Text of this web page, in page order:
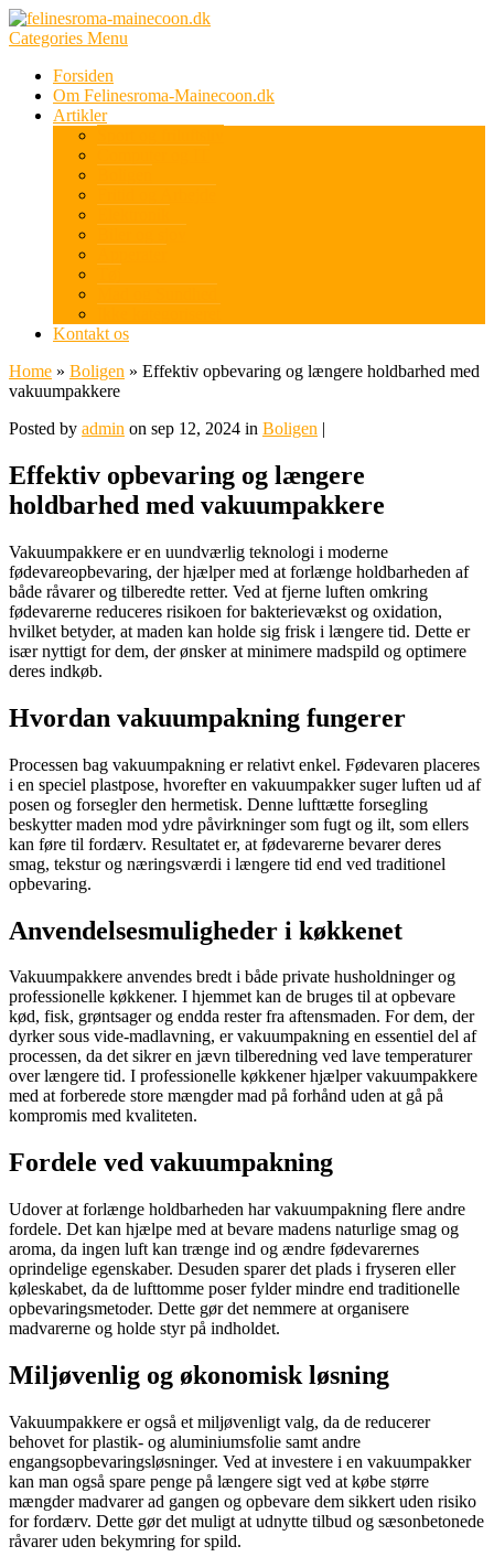
Categories Menu
Forsiden
Om Felinesroma-Mainecoon.dk
Artikler
Kontakt os
Home » Boligen » Effektiv opbevaring og længere holdbarhed med
vakuumpakkere
Posted by admin on sep 12, 2024 in Boligen |
Effektiv opbevaring og længere
holdbarhed med vakuumpakkere
Vakuumpakkere er en uundværlig teknologi i moderne
fødevareopbevaring, der hjælper med at forlænge holdbarheden af
både råvarer og tilberedte retter. Ved at fjerne luften omkring
fødevarerne reduceres risikoen for bakterievækst og oxidation,
hvilket betyder, at maden kan holde sig frisk i længere tid. Dette er
især nyttigt for dem, der ønsker at minimere madspild og optimere
deres indkøb.
Hvordan vakuumpakning fungerer
Processen bag vakuumpakning er relativt enkel. Fødevaren placeres
i en speciel plastpose, hvorefter en vakuumpakker suger luften ud af
posen og forsegler den hermetisk. Denne lufttætte forsegling
beskytter maden mod ydre påvirkninger som fugt og ilt, som ellers
kan føre til fordærv. Resultatet er, at fødevarerne bevarer deres
smag, tekstur og næringsværdi i længere tid end ved traditionel
opbevaring.
Anvendelsesmuligheder i køkkenet
Vakuumpakkere anvendes bredt i både private husholdninger og
professionelle køkkener. I hjemmet kan de bruges til at opbevare
kød, fisk, grøntsager og endda rester fra aftensmaden. For dem, der
dyrker sous vide-madlavning, er vakuumpakning en essentiel del af
processen, da det sikrer en jævn tilberedning ved lave temperaturer
over længere tid. I professionelle køkkener hjælper vakuumpakkere
med at forberede store mængder mad på forhånd uden at gå på
kompromis med kvaliteten.
Fordele ved vakuumpakning
Udover at forlænge holdbarheden har vakuumpakning flere andre
fordele. Det kan hjælpe med at bevare madens naturlige smag og
aroma, da ingen luft kan trænge ind og ændre fødevarernes
oprindelige egenskaber. Desuden sparer det plads i fryseren eller
køleskabet, da de lufttomme poser fylder mindre end traditionelle
opbevaringsmetoder. Dette gør det nemmere at organisere
madvarerne og holde styr på indholdet.
Miljøvenlig og økonomisk løsning
Vakuumpakkere er også et miljøvenligt valg, da de reducerer
behovet for plastik- og aluminiumsfolie samt andre
engangsopbevaringsløsninger. Ved at investere i en vakuumpakker
kan man også spare penge på længere sigt ved at købe større
mængder madvarer ad gangen og opbevare dem sikkert uden risiko
for fordærv. Dette gør det muligt at udnytte tilbud og sæsonbetonede
råvarer uden bekymring for spild.